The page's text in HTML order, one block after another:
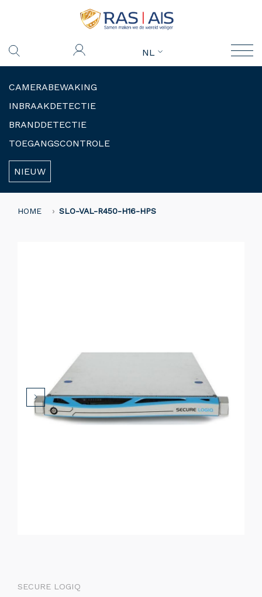
NL
CAMERABEWAKING
INBRAAKDETECTIE
BRANDDETECTIE
TOEGANGSCONTROLE
NIEUW
HOME SLO-VAL-R450-H16-HPS
SECURE LOGIQ